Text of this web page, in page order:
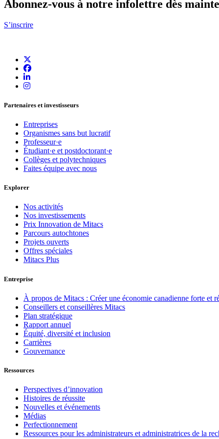
Abonnez-vous à notre infolettre dès
S’inscrire
Partenaires et investisseurs
Entreprises
Organismes sans but lucratif
Professeur·e
Étudiant·e et postdoctorant·e
Collèges et polytechniques
Faites équipe avec nous
Explorer
Nos activités
Nos investissements
Prix Innovation de Mitacs
Parcours autochtones
Projets ouverts
Offres spéciales
Mitacs Plus
Entreprise
À propos de Mitacs : Créer une économie canadienne forte et
Conseillers et conseillères Mitacs
Plan stratégique
Rapport annuel
Équité, diversité et inclusion
Carrières
Gouvernance
Ressources
Perspectives d’innovation
Histoires de réussite
Nouvelles et événements
Médias
Perfectionnement
Ressources pour les administrateurs et administratrices de la